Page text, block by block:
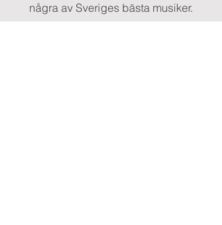
några av Sveriges bästa musiker.